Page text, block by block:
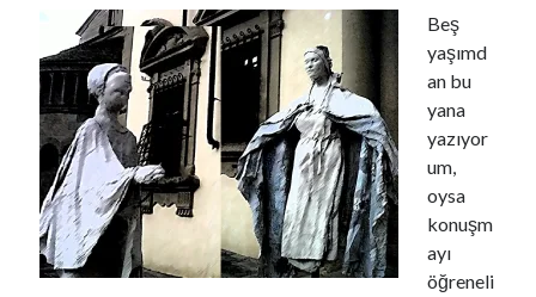
Eski Kelamlar
Genel
Giriş
Hatıra
Hikaye
İtirafname
Kategorisiz
Kelimeler
Sanat İşleri
Uncategorized
Beş
yaşımd
an bu
yana
yazıyor
um,
oysa
konuşm
ayı
öğreneli